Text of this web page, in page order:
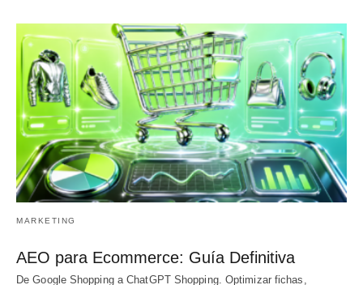
MARKETING
AEO para Ecommerce: Guía Definitiva
De Google Shopping a ChatGPT Shopping. Optimizar fichas,